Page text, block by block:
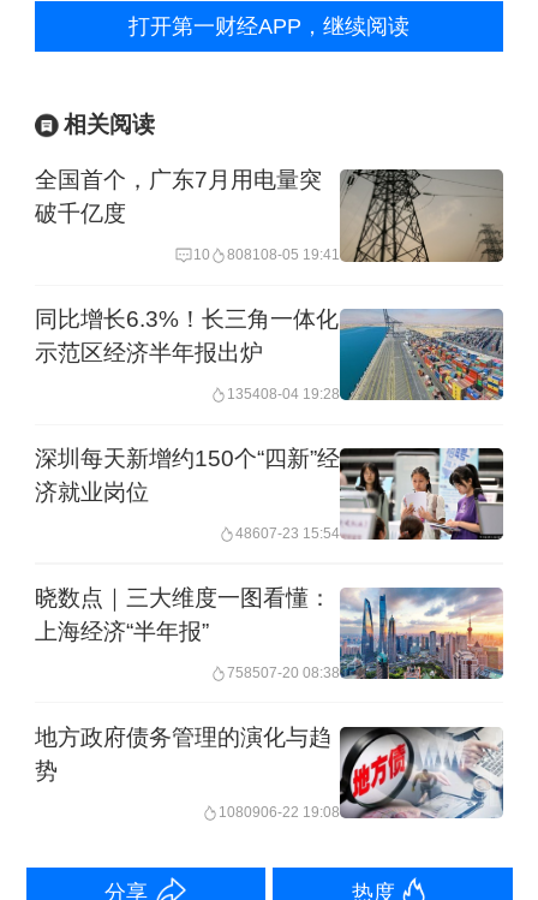
其次，当前消费者信心尚未明显修复，
消费尚未出现趋势性加速改善，一季度
社零同比增长4.7%。
第三，国内通胀维持低位。一季度名义
GDP同比增长4.2%，GDP平减指数
达-1.1%，与去年四季度基本持平，通缩
压力有增无减。
从国际经验看，应对资产负债表衰退风
2023年7月政治局会议针对地方债务问题
提出“有效防范化解地方债务风险，制定
方化债工作已“箭在弦上”，对政策刺激有
效需求形成了一定掣肘。
首先，2023年31个省份中，仅浙江、上
海、北京、内蒙古、新疆和西藏6省完成
年初两会设定固定资产投资增速目标，
打开第一财经APP，继续阅读
相关阅读
全国首个，广东7月用电量突
破千亿度
10 808108-05 19:41
同比增长6.3%！长三角一体化
示范区经济半年报出炉
135408-04 19:28
深圳每天新增约150个“四新”经
济就业岗位
48607-23 15:54
晓数点｜三大维度一图看懂：
上海经济“半年报”
758507-20 08:38
地方政府债务管理的演化与趋
势
1080906-22 19:08
分享 热度